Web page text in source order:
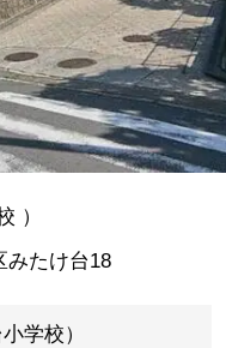
）
みたけ台18
学校）